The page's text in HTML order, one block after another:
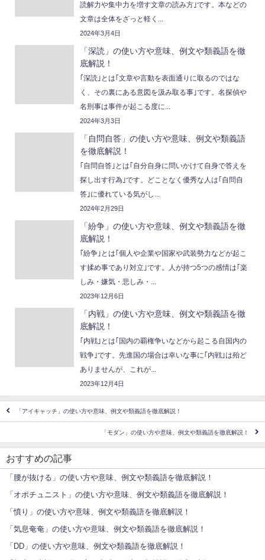
読解力や集中力を増す文章の読み方｣です。本などの
文章は全体をざっと軽く...
2024年3月4日
「深読」の使い方や意味、例文や類義語を徹
底解説！
｢深読｣とは｢文章や言動を表面通りに取るのではな
く、その裏にある意図を汲み取る事｣です。名探偵や
名刑事は事件が起こる度に...
2024年3月3日
「自問自答」の使い方や意味、例文や類義語
を徹底解説！
｢自問自答｣とは｢自分自身に問いかけて自身で答えを
探し出す行為｣です。どことなく優秀な人は｢自問自
答｣に優れている気がし...
2024年2月29日
「紛争」の使い方や意味、例文や類義語を徹
底解説！
｢紛争｣とは｢個人や企業や国家や武装勢力などが起こ
す揉め事であり対立｣です。人が持つ5つの感情は｢楽
しみ・嫌気・悲しみ・...
2023年12月6日
「内戦」の使い方や意味、例文や類義語を徹
底解説！
｢内戦｣とは｢国内の覇権争いなどから起こる自国内の
戦争｣です。先進国の場合は幸いな事に｢内戦｣は殆ど
ありませんが、これが...
2023年12月4日
「アイキャッチ」の使い方や意味、例文や類義語を徹底解説！
「モダン」の使い方や意味、例文や類義語を徹底解説！
おすすめの記事
「腰が抜ける」の使い方や意味、例文や類義語を徹底解説！
「オポチュニスト」の使い方や意味、例文や類義語を徹底解説！
「憤り」の使い方や意味、例文や類義語を徹底解説！
「気息奄奄」の使い方や意味、例文や類義語を徹底解説！
「DD」の使い方や意味、例文や類義語を徹底解説！